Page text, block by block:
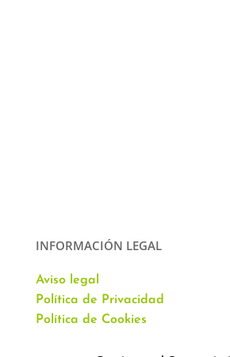
INFORMACIÓN LEGAL
Aviso legal
Política de Privacidad
Política de Cookies